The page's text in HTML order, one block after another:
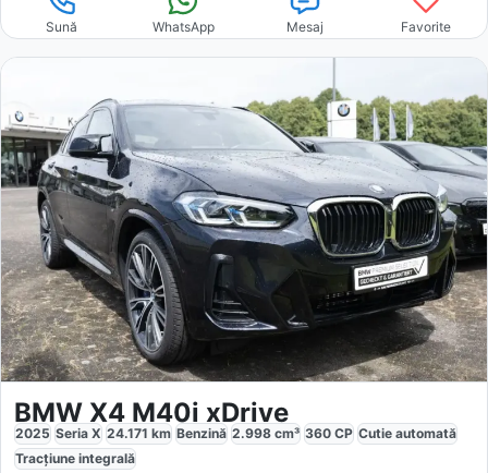
Sună WhatsApp Mesaj Favorite
BMW X4 M40i xDrive
2025 Seria X 24.171 km Benzină 2.998 cm³ 360 CP Cutie automată
Tracțiune integrală